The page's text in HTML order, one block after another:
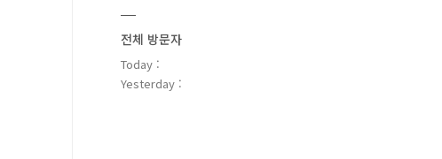
전체 방문자
Today :
Yesterday :